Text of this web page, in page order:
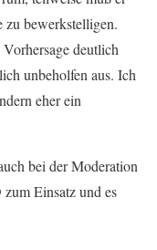
zu bewerkstelligen.
deutlich
unbeholfen aus. Ich
eher ein
bei der Moderation
Einsatz und es